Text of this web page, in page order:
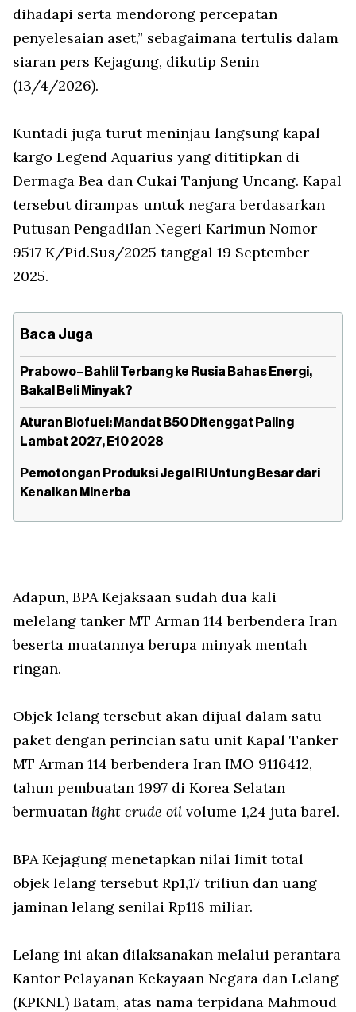
dihadapi serta mendorong percepatan
penyelesaian aset,” sebagaimana tertulis dalam
siaran pers Kejagung, dikutip Senin
(13/4/2026).
Kuntadi juga turut meninjau langsung kapal
kargo Legend Aquarius yang dititipkan di
Dermaga Bea dan Cukai Tanjung Uncang. Kapal
tersebut dirampas untuk negara berdasarkan
Putusan Pengadilan Negeri Karimun Nomor
9517 K/Pid.Sus/2025 tanggal 19 September
2025.
Baca Juga
Prabowo–Bahlil Terbang ke Rusia Bahas Energi,
Bakal Beli Minyak?
Aturan Biofuel: Mandat B50 Ditenggat Paling
Lambat 2027, E10 2028
Pemotongan Produksi Jegal RI Untung Besar dari
Kenaikan Minerba
Adapun, BPA Kejaksaan sudah dua kali
melelang tanker MT Arman 114 berbendera Iran
beserta muatannya berupa minyak mentah
ringan.
Objek lelang tersebut akan dijual dalam satu
paket dengan perincian satu unit Kapal Tanker
MT Arman 114 berbendera Iran IMO 9116412,
tahun pembuatan 1997 di Korea Selatan
bermuatan light crude oil volume 1,24 juta barel.
BPA Kejagung menetapkan nilai limit total
objek lelang tersebut Rp1,17 triliun dan uang
jaminan lelang senilai Rp118 miliar.
Lelang ini akan dilaksanakan melalui perantara
Kantor Pelayanan Kekayaan Negara dan Lelang
(KPKNL) Batam, atas nama terpidana Mahmoud